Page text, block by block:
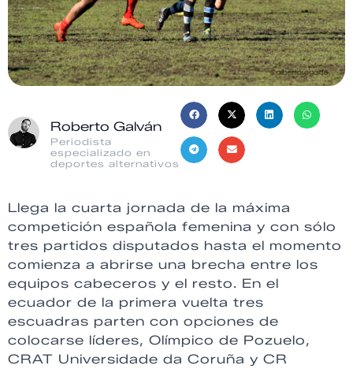
Roberto Galván
Periodista
especializado en
deportes alternativos
Llega la cuarta jornada de la máxima
competición española femenina y con sólo
tres partidos disputados hasta el momento
comienza a abrirse una brecha entre los
equipos cabeceros y el resto. En el
ecuador de la primera vuelta tres
escuadras parten con opciones de
colocarse líderes, Olímpico de Pozuelo,
CRAT Universidade da Coruña y CR